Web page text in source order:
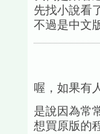
先找小說看
不過是中文
喔，如果有
是說因為常
想買原版的